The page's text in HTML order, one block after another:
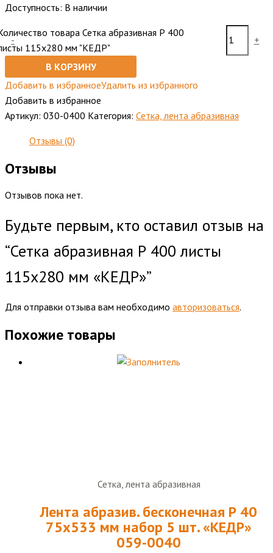
Доступность: В наличии
-
товара Сетка абразивная Р 400
115х280 мм "КЕДР"
+
В КОРЗИНУ
Добавить в избранноеУдалить из избранного
Добавить в избранное
Артикул: 030-0400 Категория: Сетка, лента абразивная
Отзывы (0)
Отзывы
Отзывов пока нет.
Будьте первым, кто оставил отзыв на
“Сетка абразивная Р 400 листы
115х280 мм «КЕДР»”
Для отправки отзыва вам необходимо авторизоваться.
Похожие товары
Сетка, лента абразивная
Лента абразив. бесконечная Р 40
75х533 мм набор 5 шт. «КЕДР»
059-0040